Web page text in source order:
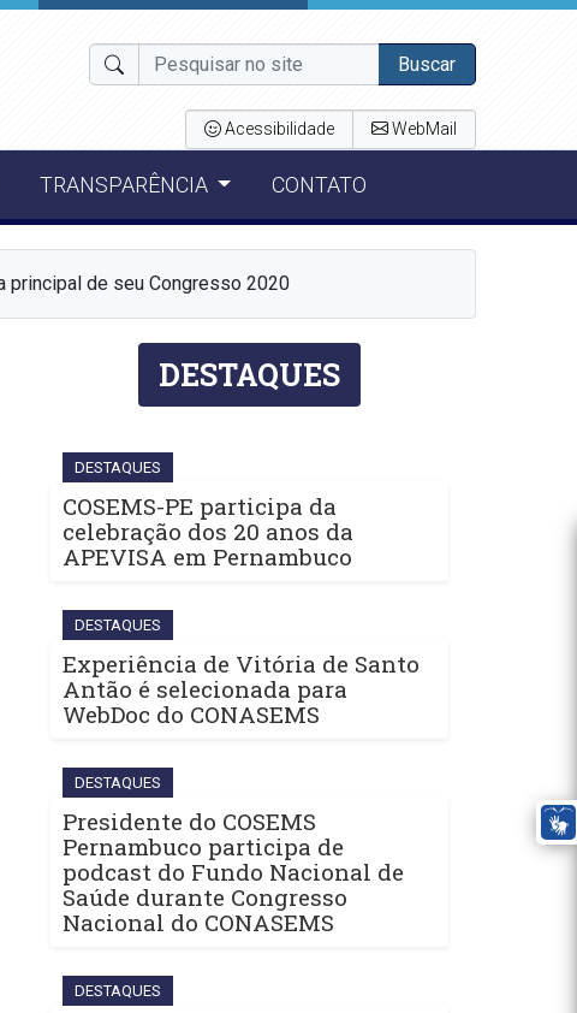
Buscar
Acessibilidade WebMail
TRANSPARÊNCIA CONTATO
principal de seu Congresso 2020
DESTAQUES
DESTAQUES
COSEMS-PE participa da
celebração dos 20 anos da
APEVISA em Pernambuco
DESTAQUES
Experiência de Vitória de Santo
Antão é selecionada para
WebDoc do CONASEMS
DESTAQUES
Presidente do COSEMS
Pernambuco participa de
podcast do Fundo Nacional de
Saúde durante Congresso
Nacional do CONASEMS
DESTAQUES